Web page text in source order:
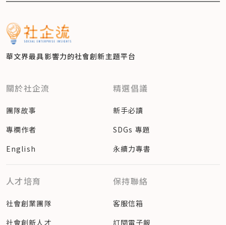
華文界最具影響力的社會創新主題平台
關於社企流
團隊故事
專欄作者
English
精選倡議
新手必讀
SDGs 專題
永續力專書
人才培育
社會創業團隊
社會創新人才
保持聯絡
客服信箱
訂閱電子報